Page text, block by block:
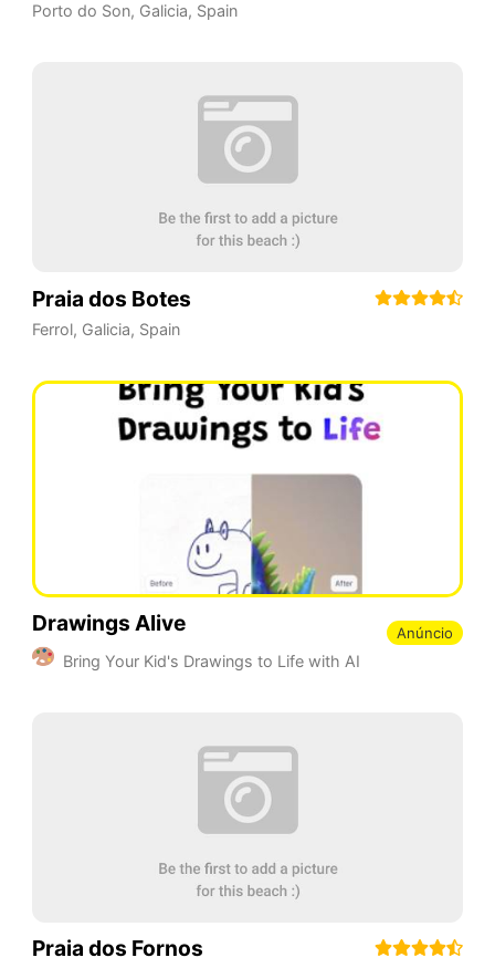
Porto do Son, Galicia, Spain
Praia dos Botes
Ferrol, Galicia, Spain
Drawings Alive
Bring Your Kid's Drawings to Life with AI
Anúncio
Praia dos Fornos